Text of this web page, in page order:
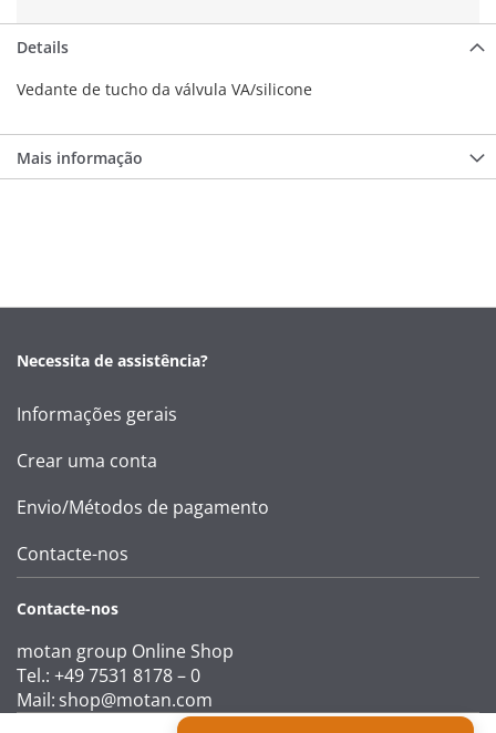
Details
Vedante de tucho da válvula VA/silicone
Mais informação
Necessita de assistência?
Informações gerais
Crear uma conta
Envio/Métodos de pagamento
Contacte-nos
Contacte-nos
motan group Online Shop
Tel.: +49 7531 8178 – 0
Mail: shop@motan.com